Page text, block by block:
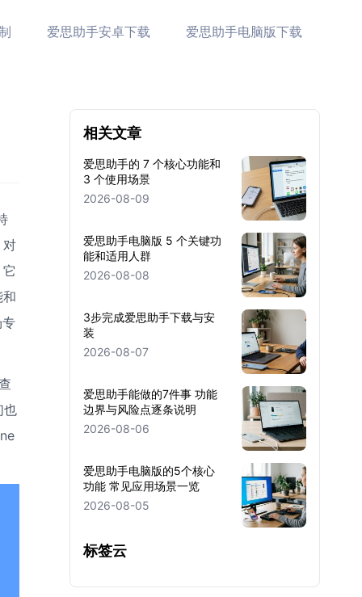
爱思助手安卓下载 爱思助手电脑版下载
对
也
相关文章
爱思助手的 7 个核心功能和
3 个使用场景
2026-08-09
爱思助手电脑版 5 个关键功
能和适用人群
2026-08-08
3步完成爱思助手下载与安
装
2026-08-07
爱思助手能做的7件事 功能
边界与风险点逐条说明
2026-08-06
爱思助手电脑版的5个核心
功能 常见应用场景一览
2026-08-05
标签云